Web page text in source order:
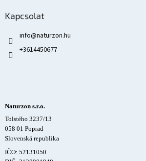
Kapcsolat
info@naturzon.hu
+3614450677
Naturzon s.r.o.
Tolstého 3237/13
058 01 Poprad
Slovenská republika
IČO: 52131050